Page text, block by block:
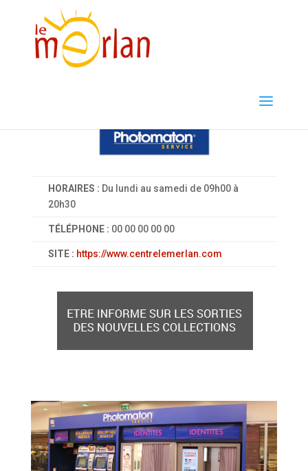
HORAIRES : Du lundi au samedi de 09h00 à
20h30
TÉLÉPHONE : 00 00 00 00 00
SITE : https://www.centrelemerlan.com